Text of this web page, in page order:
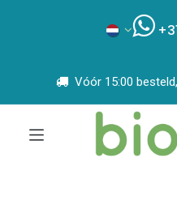
Vóór 15:00 besteld,